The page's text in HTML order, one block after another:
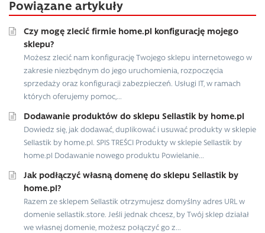
Powiązane artykuły
Czy mogę zlecić firmie home.pl konfigurację mojego
sklepu?
Możesz zlecić nam konfigurację Twojego sklepu internetowego w
zakresie niezbędnym do jego uruchomienia, rozpoczęcia
sprzedaży oraz konfiguracji zabezpieczeń. Usługi IT, w ramach
których oferujemy pomoc,...
Dodawanie produktów do sklepu Sellastik by home.pl
Dowiedz się, jak dodawać, duplikować i usuwać produkty w sklepie
Sellastik by home.pl. SPIS TREŚCI Produkty w sklepie Sellastik by
home.pl Dodawanie nowego produktu Powielanie...
Jak podłączyć własną domenę do sklepu Sellastik by
home.pl?
Razem ze sklepem Sellastik otrzymujesz domyślny adres URL w
domenie sellastik.store. Jeśli jednak chcesz, by Twój sklep działał
we własnej domenie, możesz połączyć go z...